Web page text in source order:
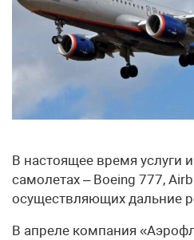
В настоящее время услуги
самолетах – Boeing 777,
осуществляющих дальние
В апреле компания